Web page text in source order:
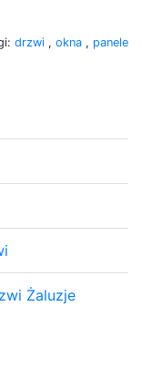
drzwi , okna , panele
Żaluzje